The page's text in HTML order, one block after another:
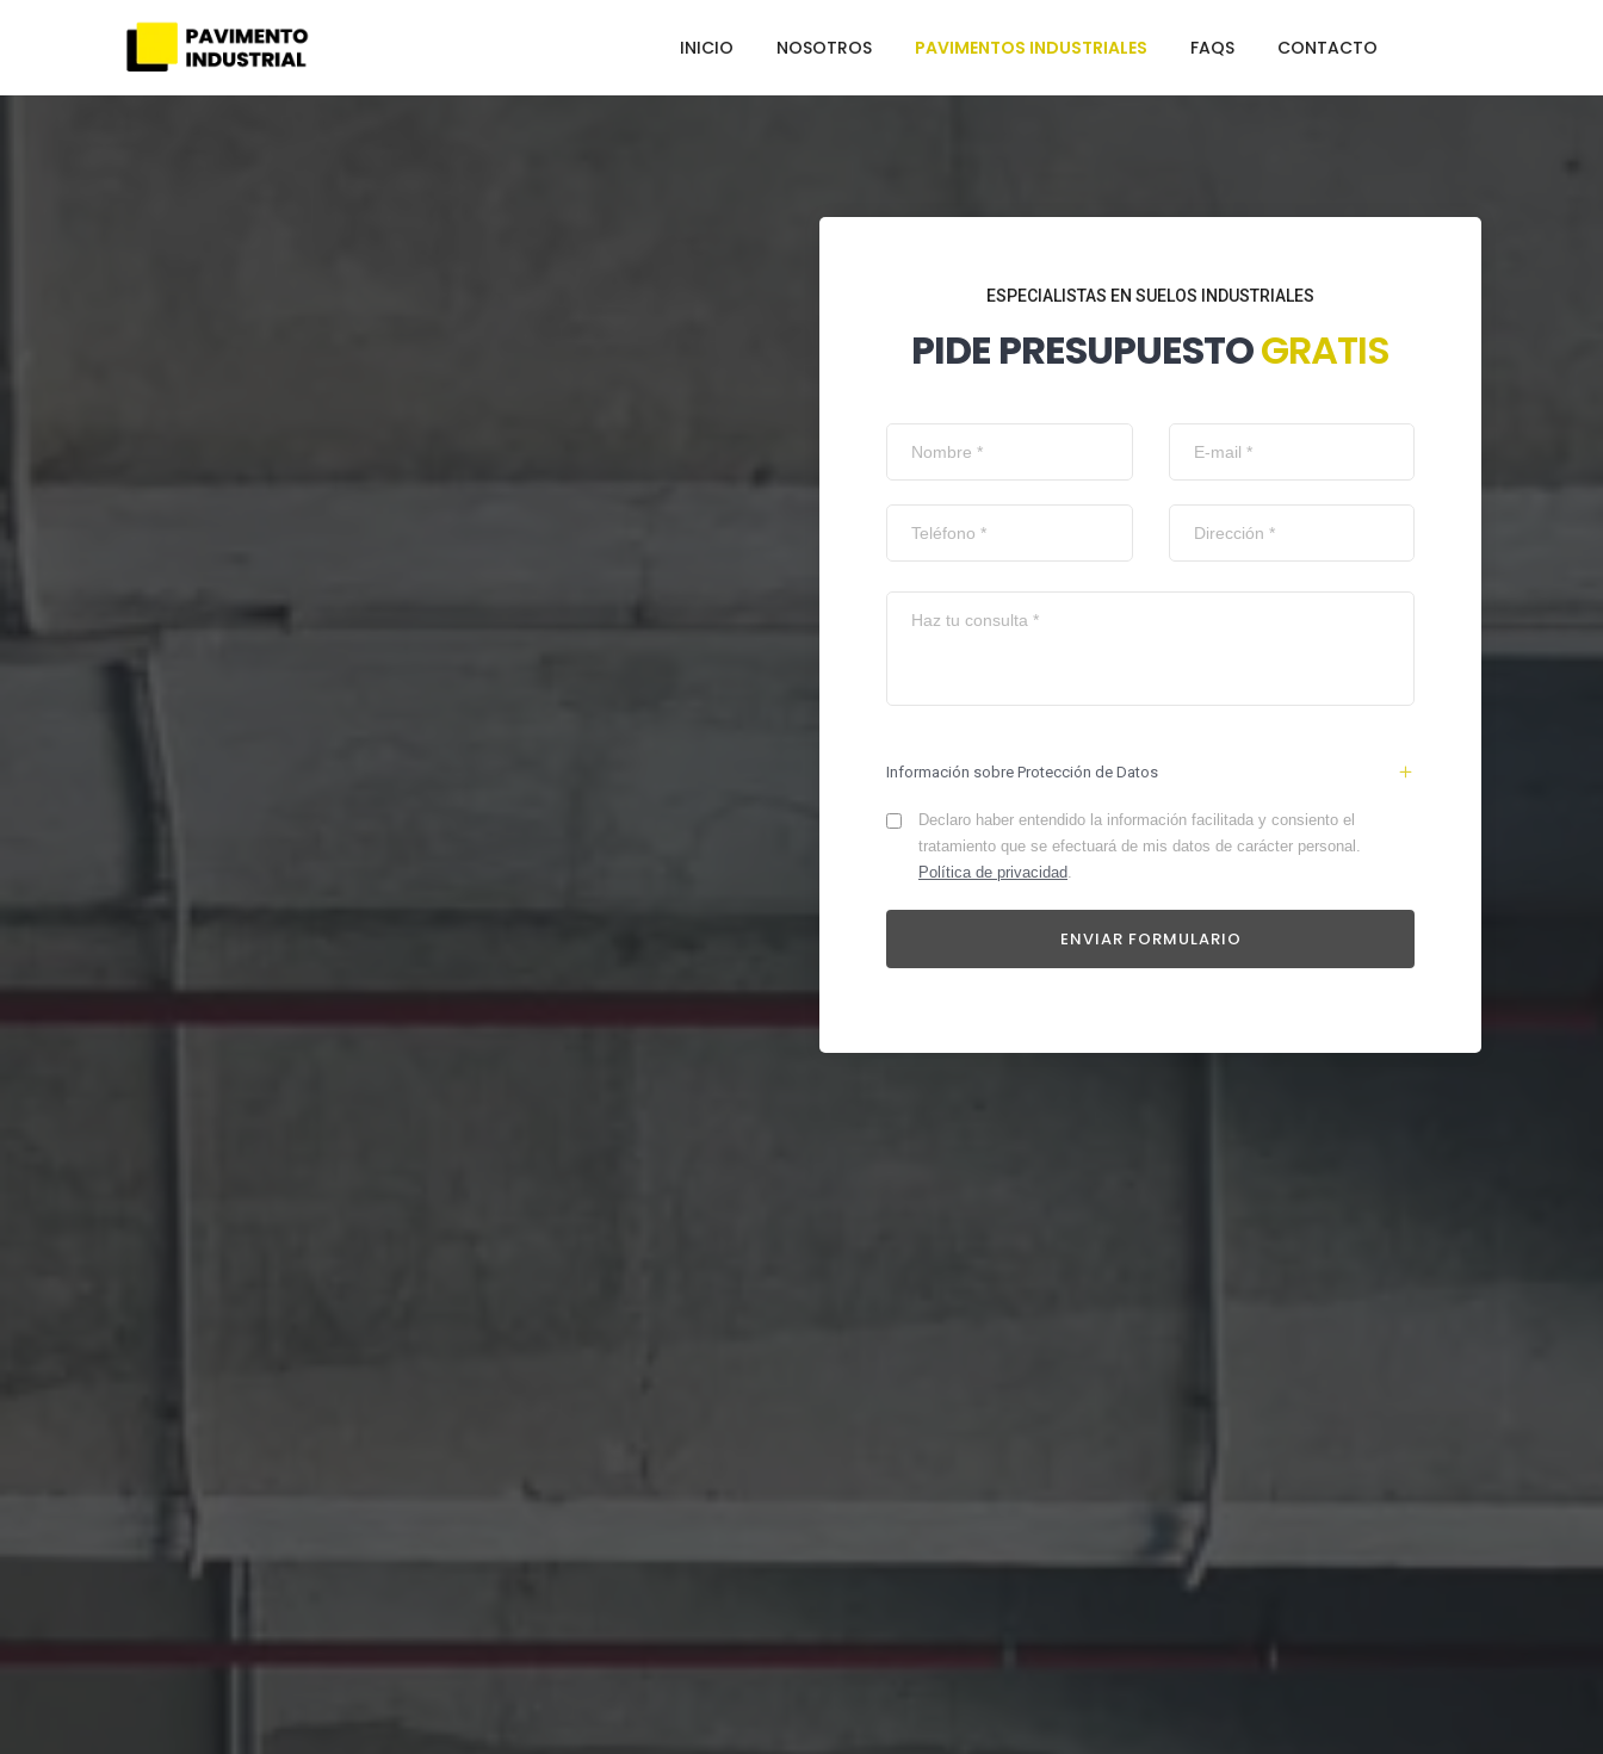
INICIO NOSOTROS PAVIMENTOS INDUSTRIALES FAQS CONTACTO
ESPECIALISTAS EN SUELOS INDUSTRIALES
PIDE PRESUPUESTOGRATIS
Información sobre Protección de Datos
Declaro haber entendido la información facilitada y consiento el
tratamiento que se efectuará de mis datos de carácter personal.
Política de privacidad.